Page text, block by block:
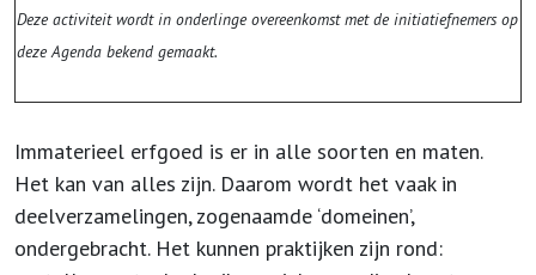
Deze activiteit wordt in onderlinge overeenkomst met de initiatiefnemers op
deze Agenda bekend gemaakt.
Immaterieel erfgoed is er in alle soorten en maten.
Het kan van alles zijn. Daarom wordt het vaak in
deelverzamelingen, zogenaamde ‘domeinen’,
ondergebracht. Het kunnen praktijken zijn rond: